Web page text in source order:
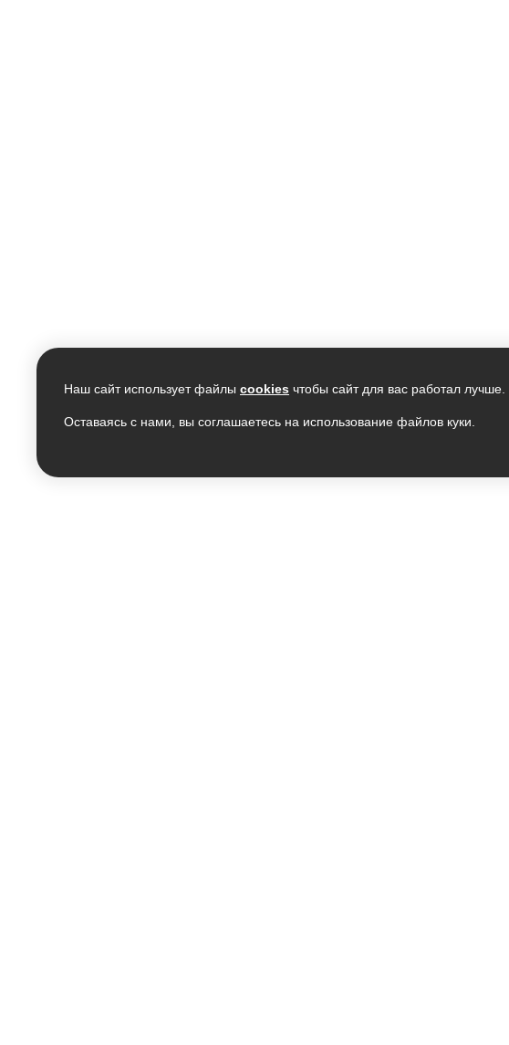
Наш сайт использует файлы cookies чтобы сайт для вас работал лучше.
Оставаясь с нами, вы соглашаетесь на использование файлов куки.